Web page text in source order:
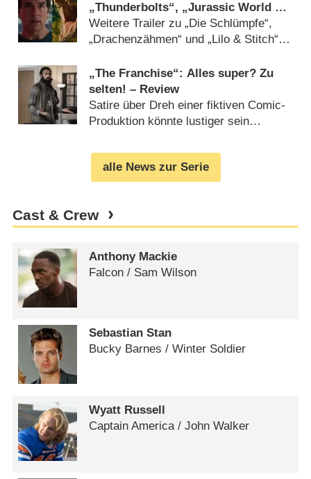
„Thunderbolts“, „Jurassic World 4“
& „Mission: Impossible“-Finale
Weitere Trailer zu „Die Schlümpfe“,
„Drachenzähmen“ und „Lilo & Stitch“
„The Franchise“: Alles super? Zu
selten! – Review
Satire über Dreh einer fiktiven Comic-
Produktion könnte lustiger sein
alle News zur Serie
Cast & Crew
Anthony Mackie
Falcon /​ Sam Wilson
Sebastian Stan
Bucky Barnes /​ Winter Soldier
Wyatt Russell
Captain America /​ John Walker